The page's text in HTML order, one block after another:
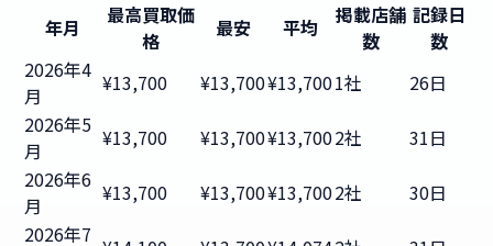
年月
最高買取価
格
最安 平均
掲載店舗
数
記録日
数
2026年4
月
¥13,700 ¥13,700¥13,7001社
26日
2026年5
月
¥13,700 ¥13,700¥13,7002社
31日
2026年6
月
¥13,700 ¥13,700¥13,7002社
30日
2026年7